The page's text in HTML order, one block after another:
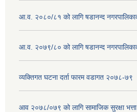
आ.व. २०८०/८१ को लागि षडानन्द
आ.व. २०७९/८० को लागि षडानन्द
व्यक्तिगत घटना दर्ता फारम वडागत २०७८-७९
आव २०७८/०७९ को लागि सामाजिक सुरक्षा भत्ता